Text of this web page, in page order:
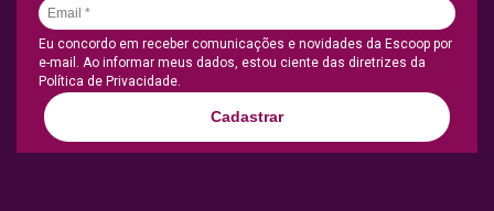
Eu concordo em receber comunicações e novidades da Escoop por
e-mail. Ao informar meus dados, estou ciente das diretrizes da
Política de Privacidade.
Cadastrar